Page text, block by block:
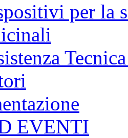
per la
EVENTI